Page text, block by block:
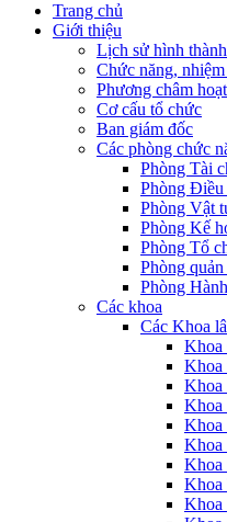
Trang chủ
Giới thiệu
Lịch sử hình
Chức năng,
Phương châm
Cơ cấu tổ chức
Ban giám đốc
Các phòng chức
Phòng Tài
Phòng Điều
Phòng Vật
Phòng Kế
Phòng Tổ
Phòng
Phòng
Các khoa
Các Khoa
Khoa
Khoa
Khoa
Khoa
Khoa
Khoa
Khoa
Khoa
Khoa